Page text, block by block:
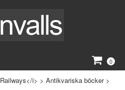
0
i> > Antikvariska böcker>